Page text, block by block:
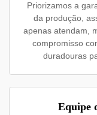
Priorizamos a
da produção,
apenas atendam,
compromisso
duradouras
Equipe